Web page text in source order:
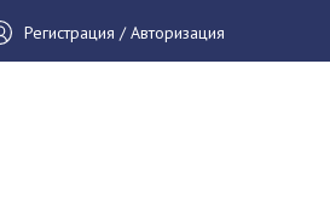
Регистрация / Авторизация